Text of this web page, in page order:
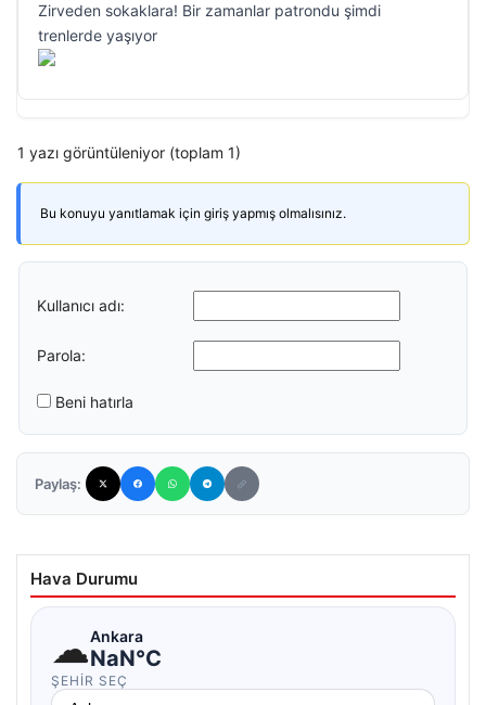
Zirveden sokaklara! Bir zamanlar patrondu şimdi
trenlerde yaşıyor
1 yazı görüntüleniyor (toplam 1)
Bu konuyu yanıtlamak için giriş yapmış olmalısınız.
Kullanıcı adı:
Parola:
Beni hatırla
Paylaş:
Hava Durumu
☁Ankara
NaN°C
ŞEHIR SEÇ